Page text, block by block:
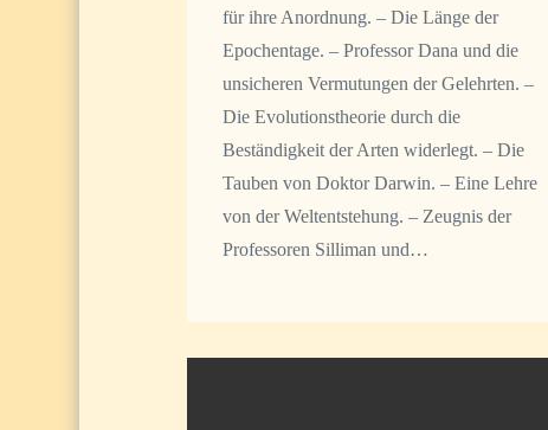
für ihre Anordnung. – Die Länge der
Epochentage. – Professor Dana und die
unsicheren Vermutungen der Gelehrten. –
Die Evolutionstheorie durch die
Beständigkeit der Arten widerlegt. – Die
Tauben von Doktor Darwin. – Eine Lehre
von der Weltentstehung. – Zeugnis der
Professoren Silliman und…